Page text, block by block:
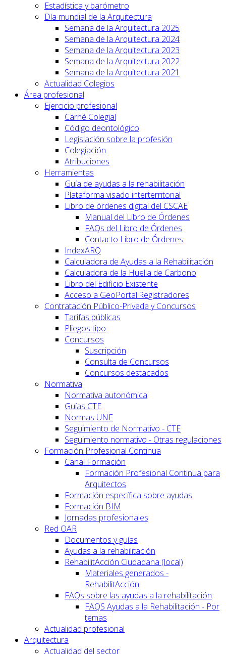
Estadística y barómetro
Día mundial de la Arquitectura
Semana de la Arquitectura 2025
Semana de la Arquitectura 2024
Semana de la Arquitectura 2023
Semana de la Arquitectura 2022
Semana de la Arquitectura 2021
Actualidad Colegios
Área profesional
Ejercicio profesional
Carné Colegial
Código deontológico
Legislación sobre la profesión
Colegiación
Atribuciones
Herramientas
Guía de ayudas a la rehabilitación
Plataforma visado interterritorial
Libro de órdenes digital del CSCAE
Manual del Libro de Órdenes
FAQs del Libro de Órdenes
Contacto Libro de Órdenes
IndexARQ
Calculadora de Ayudas a la Rehabilitación
Calculadora de la Huella de Carbono
Libro del Edificio Existente
Acceso a GeoPortal.Registradores
Contratación Público-Privada y Concursos
Tarifas públicas
Pliegos tipo
Concursos
Suscripción
Consulta de Concursos
Concursos destacados
Normativa
Normativa autonómica
Guías CTE
Normas UNE
Seguimiento de Normativo - CTE
Seguimiento normativo - Otras regulaciones
Formación Profesional Continua
Canal Formación
Formación Profesional Continua para
Arquitectos
Formación específica sobre ayudas
Formación BIM
Jornadas profesionales
Red OAR
Documentos y guías
Ayudas a la rehabilitación
RehabilitAcción Ciudadana (local)
Materiales generados -
RehabilitAcción
FAQs sobre las ayudas a la rehabilitación
FAQS Ayudas a la Rehabilitación - Por
temas
Actualidad profesional
Arquitectura
Actualidad del sector